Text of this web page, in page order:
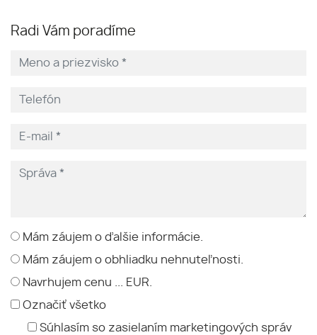
Radi Vám poradíme
Mám záujem o ďalšie informácie.
Mám záujem o obhliadku nehnuteľnosti.
Navrhujem cenu ... EUR.
Označiť všetko
Súhlasím so zasielaním marketingových správ